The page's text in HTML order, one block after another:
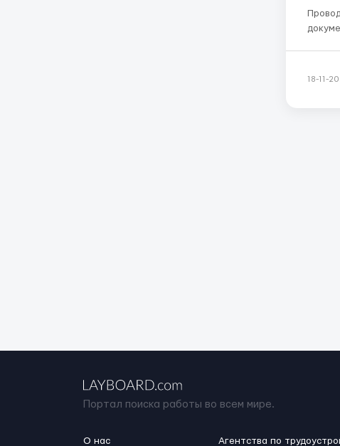
18-11-
Портал поиска работы во всем мире.
О нас Агентства по